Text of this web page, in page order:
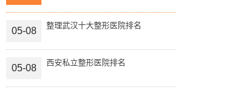
05-08
整理武汉十大整形医院排名
05-08
西安私立整形医院排名